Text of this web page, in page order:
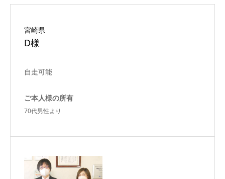
宮崎県
D様
自走可能
ご本人様の所有
70代男性より